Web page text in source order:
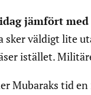
jämfört
sker väldigt lite
istället.
Mubaraks tid